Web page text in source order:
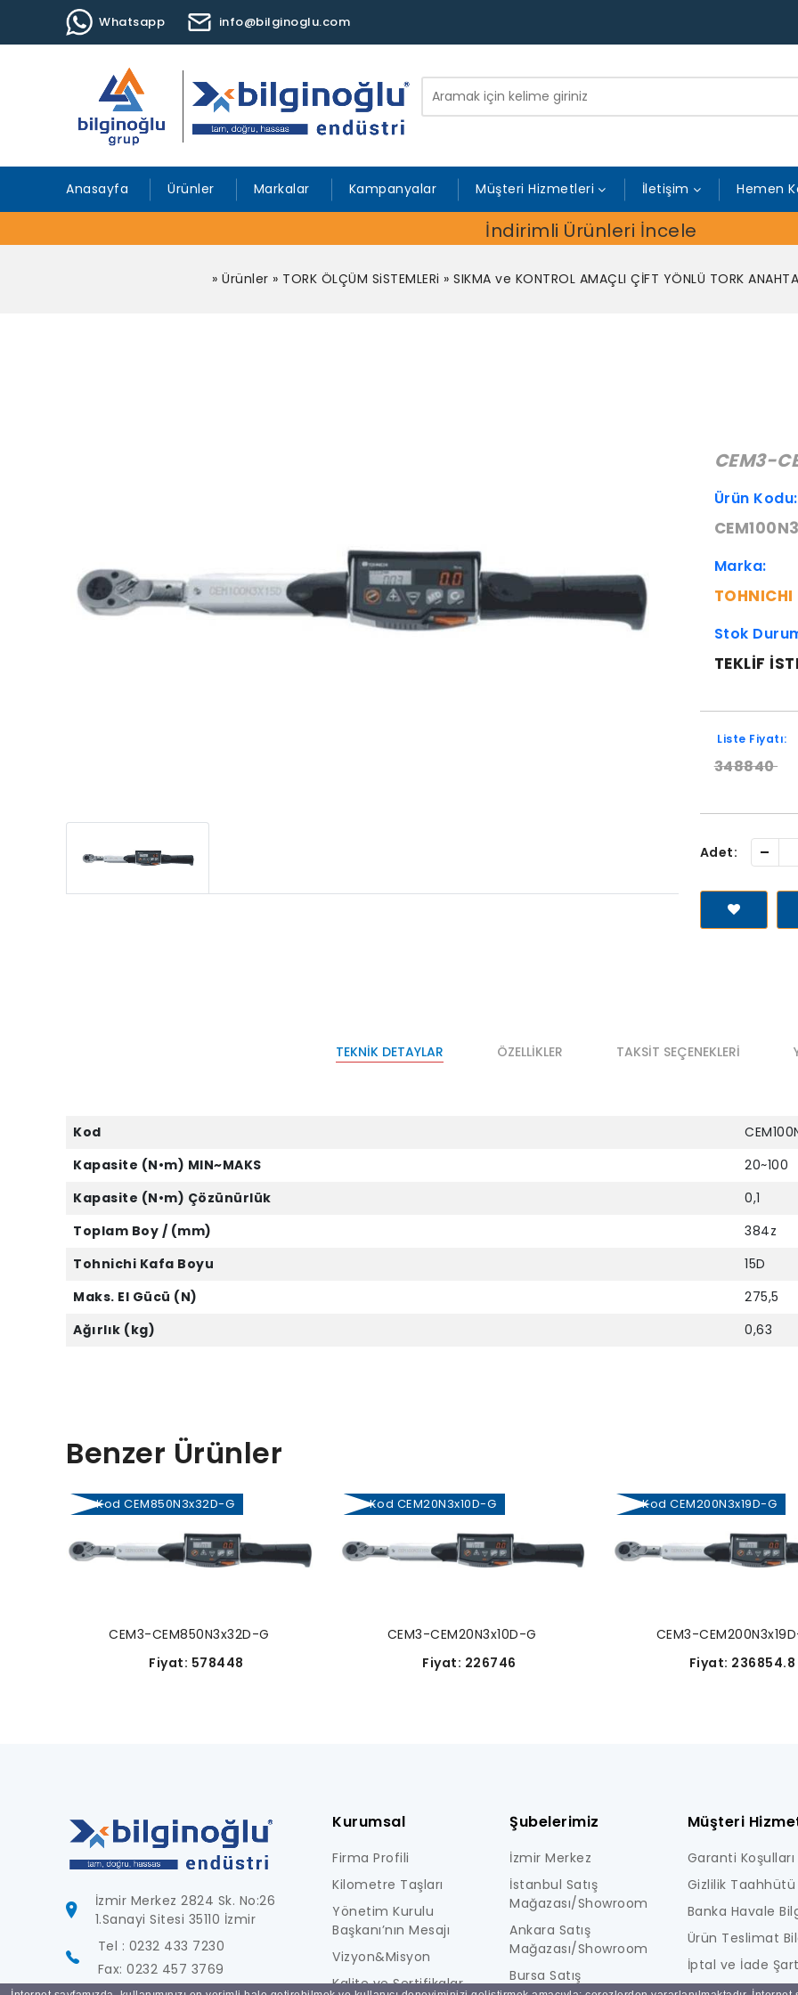
Whatsapp info@bilginoglu.com
Anasayfa Ürünler Markalar Kampanyalar Müşteri Hizmetleri İletişim Hemen
İndirimli Ürünleri İncele
» Ürünler » TORK ÖLÇÜM SiSTEMLERi » SIKMA ve KONTROL AMAÇLI ÇİFT YÖNLÜ TORK
CEM3-
Ürün Kodu:
Marka:
TOHNICHI
Stok
TEKLIF
Liste Fiyatı:
348840
Adet: -
TEKNIK DETAYLAR ÖZELLIKLER TAKSIT SEÇENEKLERI
Kod
Kapasite (N•m) MIN~MAKS
20~100
Kapasite (N•m) Çözünürlük
0,1
Toplam Boy / (mm)
384z
Tohnichi Kafa Boyu
15D
Maks. El Gücü (N)
275,5
Ağırlık (kg)
0,63
Benzer Ürünler
Kod CEM850N3x32D-G
CEM3-CEM850N3x32D-G
Fiyat: 578448
Kod CEM20N3x10D-G
CEM3-CEM20N3x10D-G
Fiyat: 226746
Kod CEM200N3x19D-G
CEM3-
Fiyat: 236854.8
İzmir Merkez 2824 Sk. No:26
1.Sanayi Sitesi 35110 İzmir
Tel : 0232 433 7230
Fax: 0232 457 3769
Kurumsal
Firma Profili
Kilometre Taşları
Yönetim Kurulu
Başkanı’nın Mesajı
Vizyon&Misyon
Kalite ve Sertifikalar
Şubelerimiz
İzmir Merkez
İstanbul Satış
Mağazası/Showroom
Ankara Satış
Mağazası/Showroom
Bursa Satış
Müşteri
Garanti Koşulları
Gizlilik Taahhütü
Banka Havale
Ürün Teslimat
İptal ve İade